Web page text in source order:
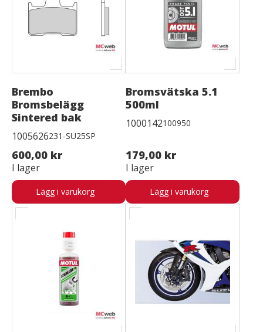
Brembo
Bromsbelägg
Sintered bak
1005626231-SU25SP
600,00 kr
I lager
Lägg i varukorg
Bromsvätska 5.1
500ml
1000142100950
179,00 kr
I lager
Lägg i varukorg